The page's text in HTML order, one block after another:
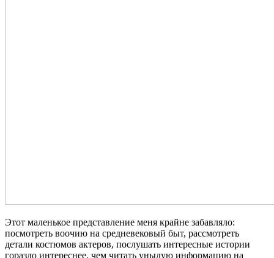
Этот маленькое представление меня крайне забавляло:
посмотреть воочию на средневековый быт, рассмотреть
детали костюмов актеров, послушать интересные истории
гораздо интереснее, чем читать унылую информацию на